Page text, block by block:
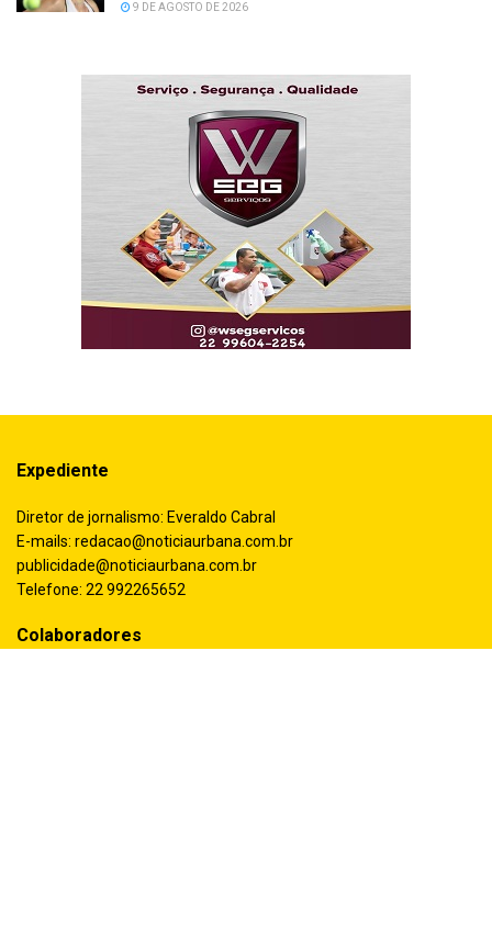
9 DE AGOSTO DE 2026
Expediente
Diretor de jornalismo: Everaldo Cabral
E-mails: redacao@noticiaurbana.com.br
publicidade@noticiaurbana.com.br
Telefone: 22 992265652
Colaboradores